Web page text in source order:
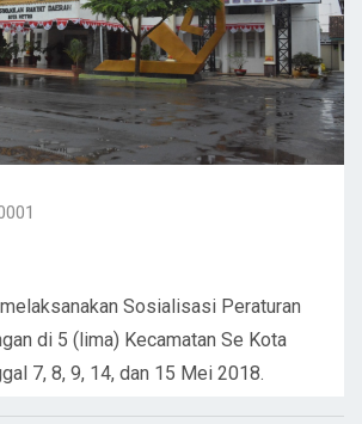
Sosialisasi Peraturan
di 5 (lima) Kecamatan Se Kota
7, 8, 9, 14, dan 15 Mei 2018.